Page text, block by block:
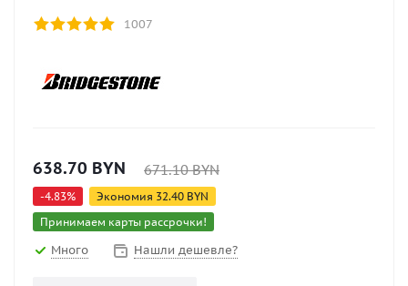
1007
638.70 BYN 671.10BYN
-4.83% Экономия 32.40 BYN
Принимаем карты рассрочки!
Много Нашли дешевле?